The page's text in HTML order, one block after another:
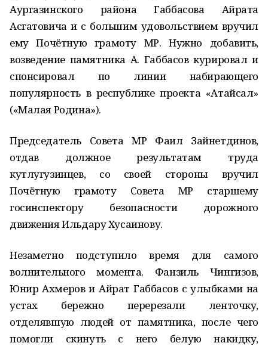
Аургазинского района Габбасова Айрата
Асгатовича и с большим удовольствием вручил
ему Почётную грамоту МР. Нужно добавить,
возведение памятника А. Габбасов курировал и
спонсировал по линии набирающего
популярность в республике проекта «Атайсал»
(«Малая Родина»).
Председатель Совета МР Фаил Зайнетдинов,
отдав должное результатам труда
кутлугузинцев, со своей стороны вручил
Почётную грамоту Совета МР старшему
госинспектору безопасности дорожного
движения Ильдару Хусаинову.
Незаметно подступило время для самого
волнительного момента. Фанзиль Чингизов,
Юнир Ахмеров и Айрат Габбасов с улыбками на
устах бережно перерезали ленточку,
отделявшую людей от памятника, после чего
помогли скинуть с него белую накидку,